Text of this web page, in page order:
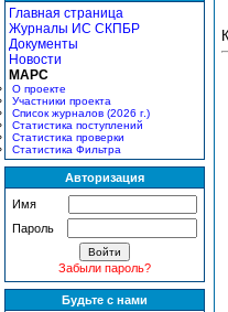
Главная страница
Журналы ИС СКПБР
Документы
Новости
МАРС
О проекте
Участники проекта
Список журналов (2026 г.)
Статистика поступлений
Статистика проверки
Статистика Фильтра
Авторизация
Имя
Пароль
Забыли пароль?
Будьте с нами